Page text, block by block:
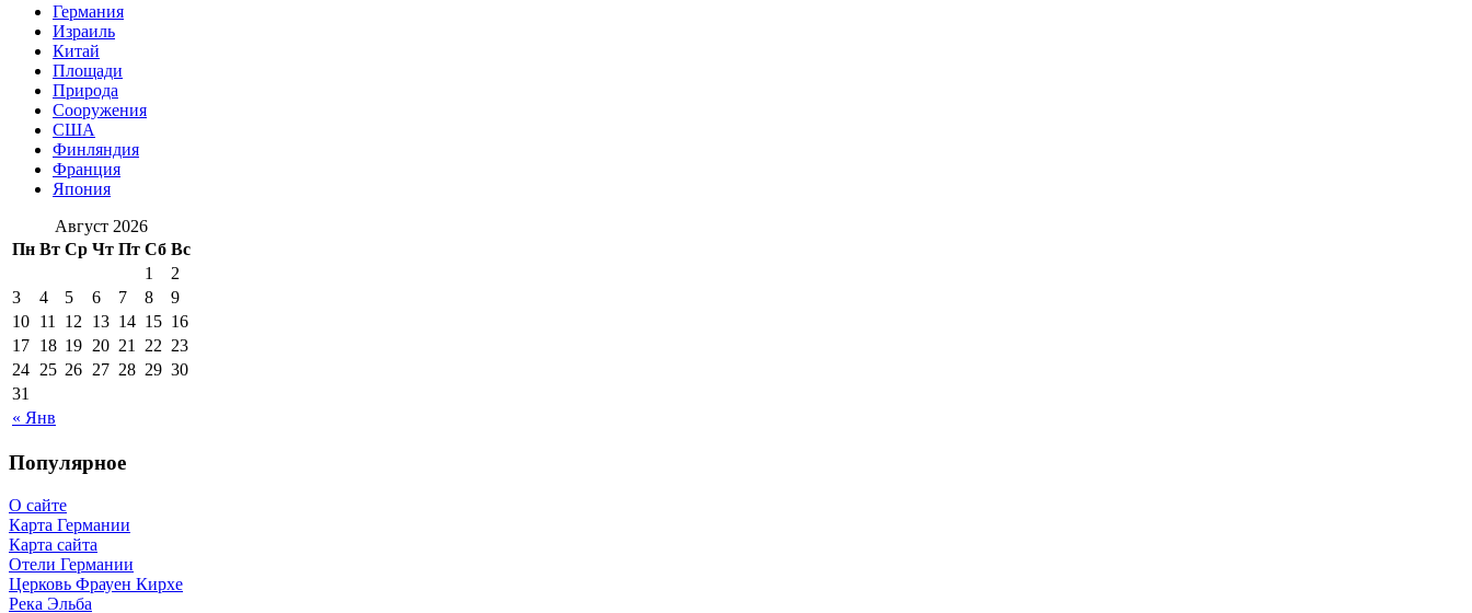
Германия
Израиль
Китай
Площади
Природа
Сооружения
США
Финляндия
Франция
Япония
Август 2026
Пн Вт Ср Чт Пт Сб Вс
« Янв
1
2
3
4 5 6 7 8
9
10 11 12 13 14 15 16
17 18 19 20 21 22 23
24 25 26 27 28 29 30
31
Популярное
О сайте
Карта Германии
Карта сайта
Отели Германии
Церковь Фрауен Кирхе
Река Эльба